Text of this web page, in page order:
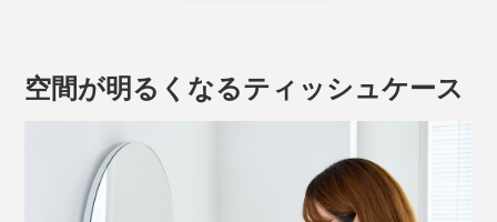
空間が明るくなるティッシュケース